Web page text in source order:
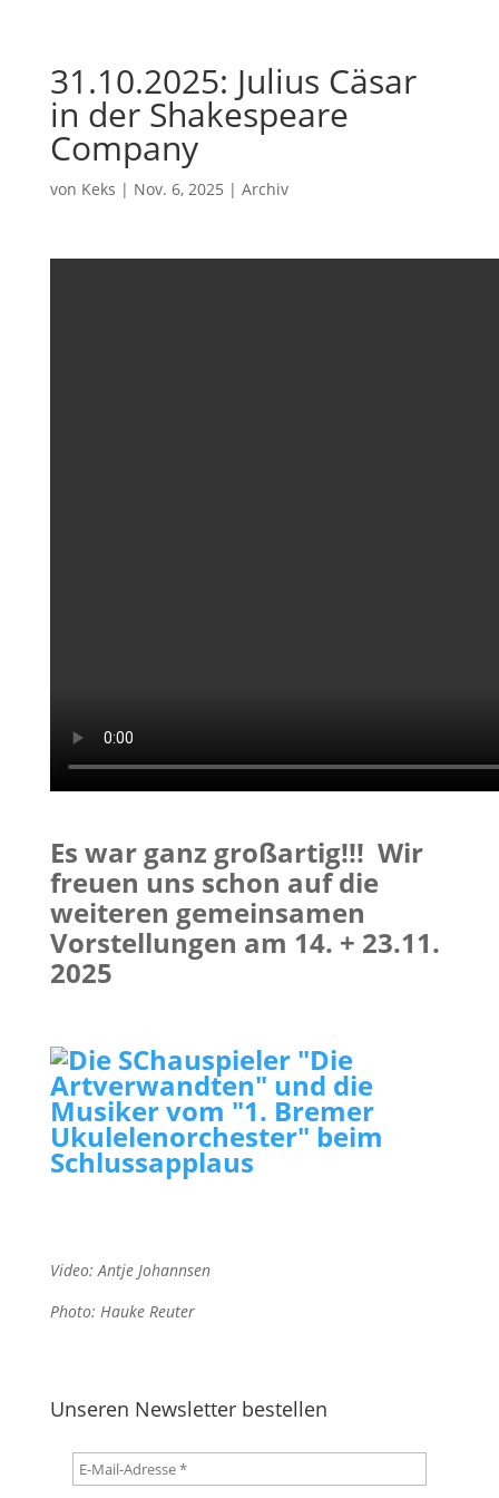
31.10.2025: Julius Cäsar
in der Shakespeare
Company
von Keks | Nov. 6, 2025 | Archiv
Es war ganz großartig!!! Wir
freuen uns schon auf die
weiteren gemeinsamen
Vorstellungen am 14. + 23.11.
2025
Video: Antje Johannsen
Photo: Hauke Reuter
Unseren Newsletter bestellen